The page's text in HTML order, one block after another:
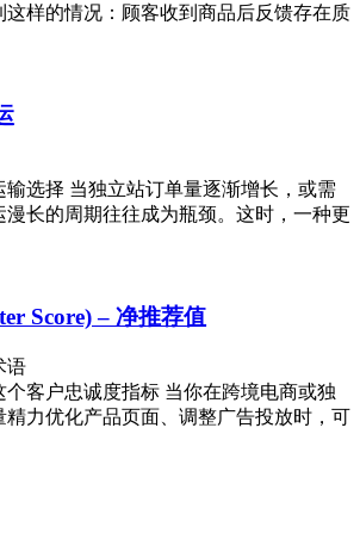
这样的情况：顾客收到商品后反馈存在质
输选择 当独立站订单量逐渐增长，或需
长的周期往往成为瓶颈。这时，一种更
Score) – 净推荐值
语
个客户忠诚度指标 当你在跨境电商或独
精力优化产品页面、调整广告投放时，可